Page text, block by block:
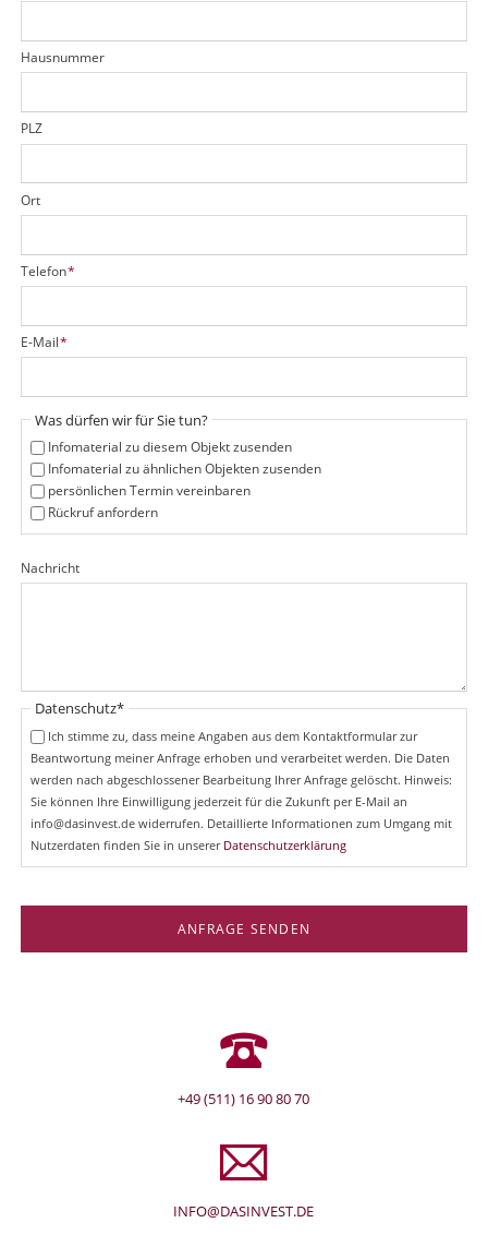
ke
d
t
f
e
d
Hausnummer
PLZ
Ort
P
f
i
c
t
f
Telefon*
P
f
i
c
E-Mail*
Was dürfen wir für Sie tun?
Infomaterial zu diesem Objekt zusenden
Infomaterial zu ähnlichen Objekten zusenden
persönlichen Termin vereinbaren
Rückruf anfordern
Nachricht
Pflichtfeld
Datenschutz*
Ich stimme zu, dass meine Angaben aus dem Kontaktformular zur
Beantwortung meiner Anfrage erhoben und verarbeitet werden. Die Daten
werden nach abgeschlossener Bearbeitung Ihrer Anfrage gelöscht. Hinweis:
Sie können Ihre Einwilligung jederzeit für die Zukunft per E-Mail an
info@dasinvest.de widerrufen. Detaillierte Informationen zum Umgang mit
Nutzerdaten finden Sie in unserer Datenschutzerklärung
ANFRAGE SENDEN
+49 (511) 16 90 80 70
INFO@DASINVEST.DE